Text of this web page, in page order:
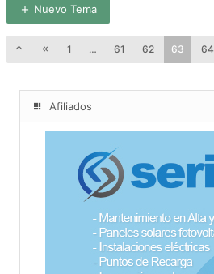
Nuevo Tema
1 … 61 62 63 64
Afiliados